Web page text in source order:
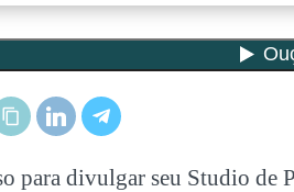
para divulgar seu Studio de